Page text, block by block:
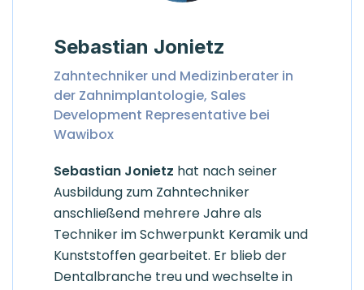
Sebastian Jonietz
Zahntechniker und Medizinberater in
der Zahnimplantologie, Sales
Development Representative bei
Wawibox
Sebastian Jonietz hat nach seiner
Ausbildung zum Zahntechniker
anschließend mehrere Jahre als
Techniker im Schwerpunkt Keramik und
Kunststoffen gearbeitet. Er blieb der
Dentalbranche treu und wechselte in